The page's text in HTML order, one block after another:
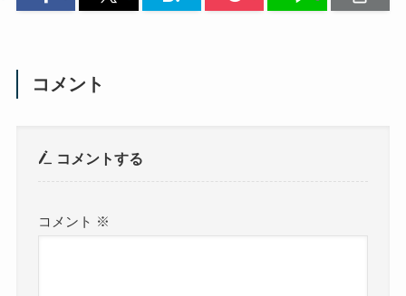
コメント
コメントする
コメント ※